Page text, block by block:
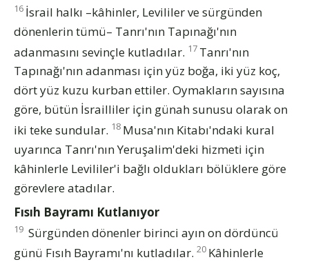
16 İsrail halkı –kâhinler, Levililer ve sürgünden
dönenlerin tümü– Tanrı'nın Tapınağı'nın
adanmasını sevinçle kutladılar. 17 Tanrı'nın
Tapınağı'nın adanması için yüz boğa, iki yüz koç,
dört yüz kuzu kurban ettiler. Oymakların sayısına
göre, bütün İsrailliler için günah sunusu olarak on
iki teke sundular. 18 Musa'nın Kitabı'ndaki kural
uyarınca Tanrı'nın Yeruşalim'deki hizmeti için
kâhinlerle Levililer'i bağlı oldukları bölüklere göre
görevlere atadılar.
Fısıh Bayramı Kutlanıyor
19 Sürgünden dönenler birinci ayın on dördüncü
günü Fısıh Bayramı'nı kutladılar. 20 Kâhinlerle